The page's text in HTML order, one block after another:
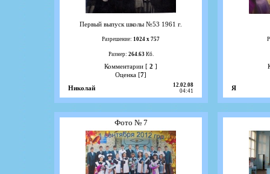
Первый выпуск школы №53 1961 г.
Разрешение: 1024 х 757
Размер: 264.63Кб.
Комментарии [ 2 ]
Оценка [7]
Николай
12.02.08
04:41
Я
Фото № 7